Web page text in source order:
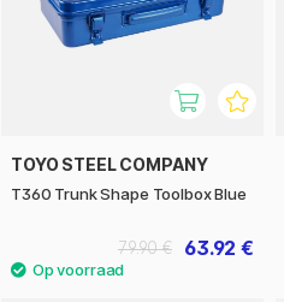
TOYO STEEL COMPANY
T360 Trunk Shape Toolbox Blue
63.92 €
79.90 €